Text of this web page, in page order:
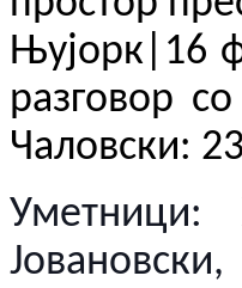
Њујорк |16
разговор
Чаловски: 23
Уметници: